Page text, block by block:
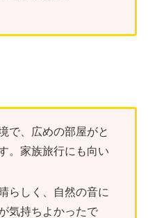
で、広めの部屋がと
。家族旅行にも向い
らしく、自然の音に
気持ちよかったで